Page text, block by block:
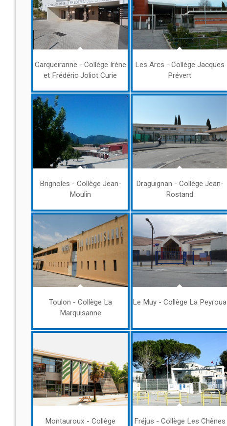
Carqueiranne - Collège Irène
et Frédéric Joliot Curie
Les Arcs - Collège Jacques
Prévert
Brignoles - Collège Jean-
Moulin
Draguignan - Collège Jean-
Rostand
Toulon - Collège La
Marquisanne
Le Muy - Collège La Peyroua
Montauroux - Collège
Fréjus - Collège Les Chênes